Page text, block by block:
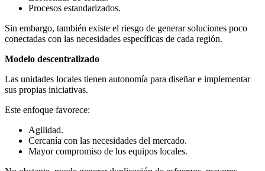
Procesos estandarizados.
Sin embargo, también existe el riesgo de generar soluciones poco
conectadas con las necesidades específicas de cada región.
Modelo descentralizado
Las unidades locales tienen autonomía para diseñar e implementar
sus propias iniciativas.
Este enfoque favorece:
Agilidad.
Cercanía con las necesidades del mercado.
Mayor compromiso de los equipos locales.